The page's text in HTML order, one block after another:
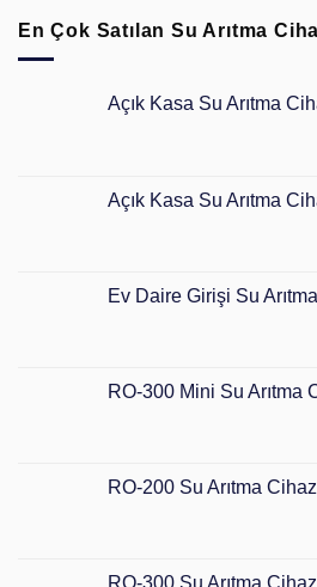
En Çok Satılan Su Arıtma
Açık Kasa Su Arıtma
Açık Kasa Su Arıtma
Ev Daire Girişi Su
RO-300 Mini Su Arıtma
RO-200 Su Arıtma